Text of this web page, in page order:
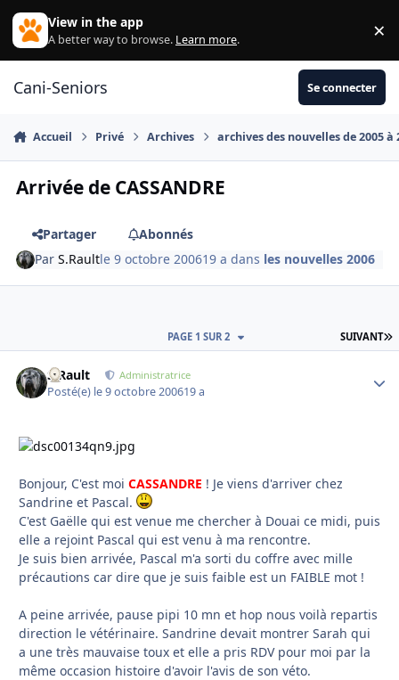
Aller au contenu
View in the app
A better way to browse. Learn more. ×
Cani-Seniors Se connecter
Accueil Privé Archives archives des nouvelles de 2005 à
Arrivée de CASSANDRE
Partager
Abonnés
ParS.Raultle 9 octobre 200619 a dans les nouvelles 2006
SUIVANT
PAGE 1 SUR 2
S.Rault Administratrice
Posté(e) le 9 octobre 200619 a
Bonjour, C'est moi CASSANDRE ! Je viens d'arriver chez
Sandrine et Pascal.
C'est Gaëlle qui est venue me chercher à Douai ce midi, puis
elle a rejoint Pascal qui est venu à ma rencontre.
Je suis bien arrivée, Pascal m'a sorti du coffre avec mille
précautions car dire que je suis faible est un FAIBLE mot !
A peine arrivée, pause pipi 10 mn et hop nous voilà repartis
direction le vétérinaire. Sandrine devait montrer Sarah qui
a une très mauvaise toux et elle a pris RDV pour moi par la
même occasion histoire d'avoir l'avis de son véto.